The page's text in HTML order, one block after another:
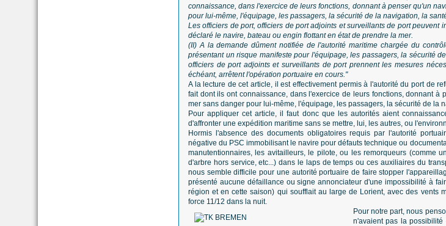
connaissance, dans l'exercice de leurs fonctions, donnant à penser qu'un
pour lui-même, l'équipage, les passagers, la sécurité de la navigation, la
Les officiers de port, officiers de port adjoints et surveillants de port
déclaré le navire, bateau ou engin flottant en état de prendre la mer.
(II) A la demande dûment notifiée de l'autorité maritime chargée du
présentant un risque manifeste pour l'équipage, les passagers, la sécurité
officiers de port adjoints et surveillants de port prennent les mesures
échéant, arrêtent l'opération portuaire en cours."
A la lecture de cet article, il est effectivement permis à l'autorité du port de
fait dont ils ont connaissance, dans l'exercice de leurs fonctions, donnant
mer sans danger pour lui-même, l'équipage, les passagers, la sécurité de la
Pour appliquer cet article, il faut donc que les autorités aient
d'affronter une expédition maritime sans se mettre, lui, les autres, ou
Hormis l'absence des documents obligatoires requis par l'autorité
négative du PSC immobilisant le navire pour défauts technique ou
manutentionnaires, les avitailleurs, le pilote, ou les remorqueurs (comme
d'arbre hors service, etc...) dans le laps de temps ou ces auxiliaires du
nous semble difficile pour une autorité portuaire de faire stopper
présenté aucune défaillance ou signe annonciateur d'une impossibilité à
région et en cette saison) qui soufflait au large de Lorient, avec des vents
force 11/12 dans la nuit.
Pour notre part, nous
n'avaient pas la